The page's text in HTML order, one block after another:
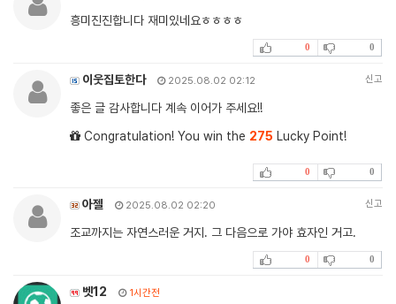
흥미진진합니다 재미있네요ㅎㅎㅎㅎ
0 0
이웃집토한다 2025.08.02 02:12 신고
좋은 글 감사합니다 계속 이어가 주세요!!
Congratulation! You win the 275 Lucky Point!
0 0
아젤 2025.08.02 02:20 신고
조교까지는 자연스러운 거지. 그 다음으로 가야 효자인 거고.
0 0
벳12 1시간전